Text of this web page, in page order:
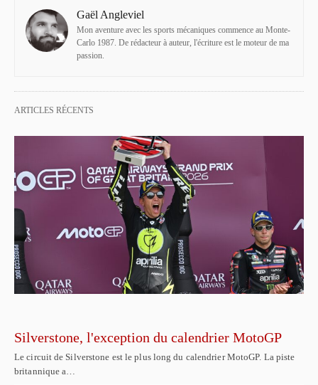
Gaël Angleviel
Mon aventure avec les sports mécaniques commence au Monte-
Carlo 1987. De rédacteur à auteur, l'écriture est le moteur de ma
passion.
ARTICLES RÉCENTS
Silverstone, l'exception du calendrier MotoGP
Le circuit de Silverstone est le plus long du calendrier MotoGP. La piste
britannique a…